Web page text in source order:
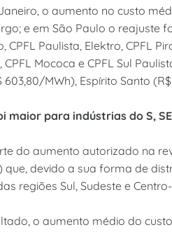
o aumento no custo
e em São Paulo o reajuste
CPFL Paulista, Elektro, CPFL
CPFL Mococa e CPFL Sul
603,80/MWh), Espírito Santo
maior para indústrias do S, SE
do aumento autorizado na
que, devido a sua forma de
regiões Sul, Sudeste e
o aumento médio do